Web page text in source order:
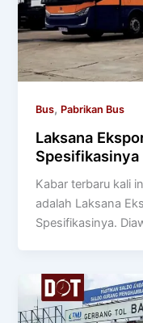
Bus, Pabrikan Bus
Laksana
Spesifikasinya
Kabar terbaru kali
adalah Laksana
Spesifikasinya.